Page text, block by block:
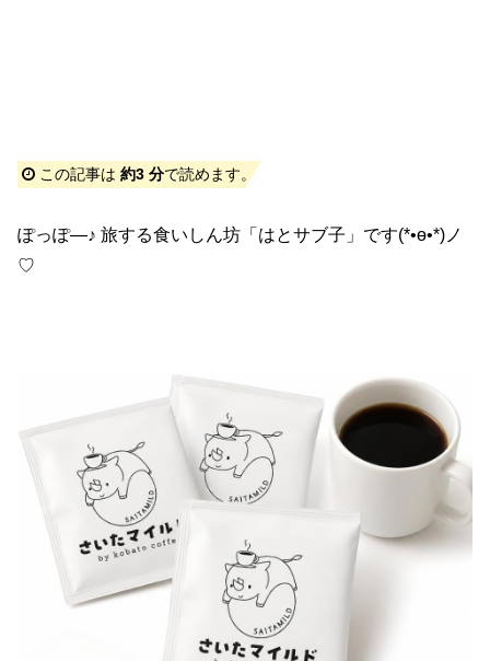
この記事は約3 分で読めます。
ぽっぽ―♪ 旅する食いしん坊「はとサブ子」です(*•ө•*)ノ
♡